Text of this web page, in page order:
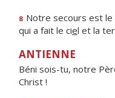
8 Notre secours est le
qui a fait le ciel et la
ANTIENNE
Béni sois-tu, notre
Christ !